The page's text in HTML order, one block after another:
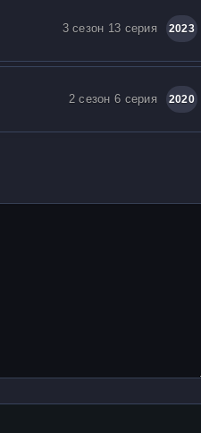
3 сезон 13 серия 2023
2 сезон 6 серия 2020